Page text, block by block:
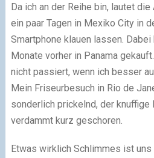
Da ich an der Reihe bin, lautet
ein paar Tagen in Mexiko City in
Smartphone klauen lassen.
Monate vorher in Panama
nicht passiert, wenn ich besser
Mein Friseurbesuch in Rio de
sonderlich prickelnd, der knuffige
verdammt kurz geschoren.
Etwas wirklich Schlimmes ist uns